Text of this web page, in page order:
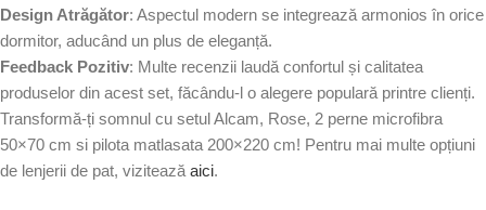
Design Atrăgător: Aspectul modern se integrează armonios în orice
dormitor, aducând un plus de eleganță.
Feedback Pozitiv: Multe recenzii laudă confortul și calitatea
produselor din acest set, făcându-l o alegere populară printre clienți.
Transformă-ți somnul cu setul Alcam, Rose, 2 perne microfibra
50×70 cm si pilota matlasata 200×220 cm! Pentru mai multe opțiuni
de lenjerii de pat, vizitează aici.